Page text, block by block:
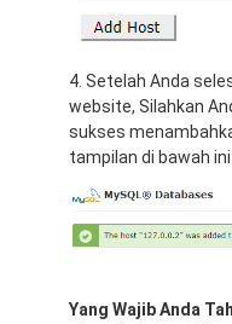
4. Setelah Anda
website, Silahkan
sukses
tampilan di bawah ini:
Yang Wajib Anda